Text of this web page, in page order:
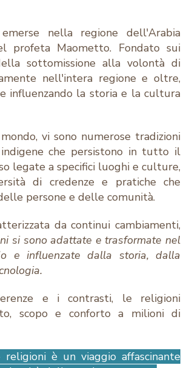
nella regione dell'Arabia
profeta Maometto. Fondato sui
sottomissione alla volontà di
nell'intera regione e oltre,
influenzando la storia e la cultura
vi sono numerose tradizioni
che persistono in tutto il
legate a specifici luoghi e culture,
di credenze e pratiche che
persone e delle comunità.
da continui cambiamenti,
si sono adattate e trasformate nel
e influenzate dalla storia, dalla
e i contrasti, le religioni
scopo e conforto a milioni di
è un viaggio affascinante